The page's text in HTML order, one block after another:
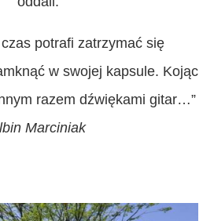
potrafi zatrzymać się
w swojej kapsule. Kojąc
razem dźwiękami gitar…”
Marciniak